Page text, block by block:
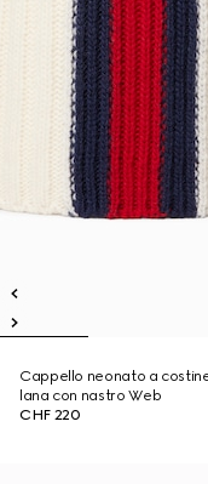
Cappello neonato a
lana con nastro Web
CHF 220